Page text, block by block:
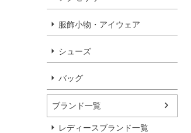
服飾小物・アイウェア
シューズ
バッグ
ブランド一覧
レディースブランド一覧